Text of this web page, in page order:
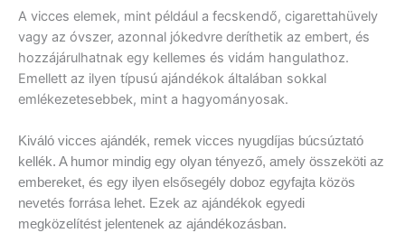
A vicces elemek, mint például a fecskendő, cigarettahüvely
vagy az óvszer, azonnal jókedvre deríthetik az embert, és
hozzájárulhatnak egy kellemes és vidám hangulathoz.
Emellett az ilyen típusú ajándékok általában sokkal
emlékezetesebbek, mint a hagyományosak.
Kiváló vicces ajándék, remek vicces nyugdíjas búcsúztató
kellék. A humor mindig egy olyan tényező, amely összeköti az
embereket, és egy ilyen elsősegély doboz egyfajta közös
nevetés forrása lehet. Ezek az ajándékok egyedi
megközelítést jelentenek az ajándékozásban.